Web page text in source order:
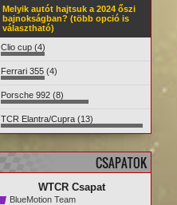
Melyik autót hajtsuk a 2024 őszi
bajnokságban? (több opció is
választható)
Clio cup (4)
Ferrari 355 (4)
Porsche 992 (8)
TCR Elantra/Cupra (13)
CSAPATOK
WTCR Csapat
BlueMotion Team